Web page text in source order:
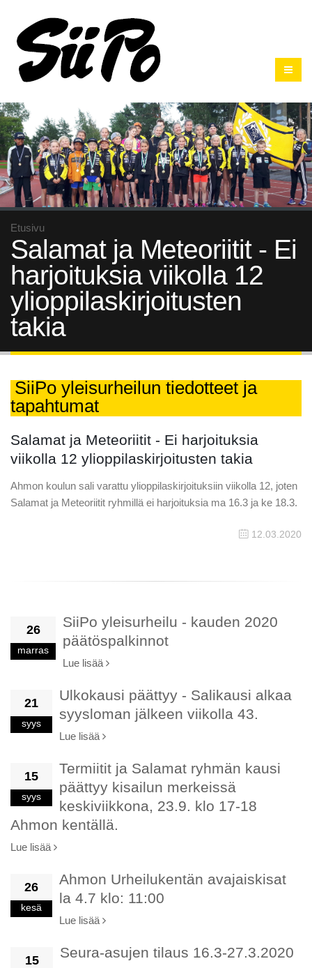
Etusivu
Salamat ja Meteoriitit - Ei
harjoituksia viikolla 12
ylioppilaskirjoitusten
takia
SiiPo yleisurheilun tiedotteet ja
tapahtumat
Salamat ja Meteoriitit - Ei harjoituksia
viikolla 12 ylioppilaskirjoitusten takia
Ahmon koulun sali varattu ylioppilaskirjoituksiin viikolla 12, joten
Salamat ja Meteoriitit ryhmillä ei harjoituksia ma 16.3 ja ke 18.3.
12.03.2020
26
marras
SiiPo yleisurheilu - kauden 2020
päätöspalkinnot
Lue lisää
21
syys
Ulkokausi päättyy - Salikausi alkaa
syysloman jälkeen viikolla 43.
Lue lisää
15
syys
Termiitit ja Salamat ryhmän kausi
päättyy kisailun merkeissä
keskiviikkona, 23.9. klo 17-18
Ahmon kentällä.
Lue lisää
26
kesä
Ahmon Urheilukentän avajaiskisat
la 4.7 klo: 11:00
Lue lisää
15 Seura-asujen tilaus 16.3-27.3.2020